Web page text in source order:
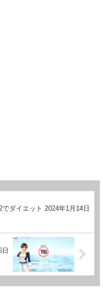
でダイエット 2024年1月14日